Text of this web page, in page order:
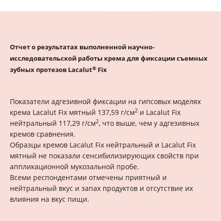
соответствовали начальной деминерализации эмали.
Среднее значение показателя лазерной флюоресценции
через 12 месяцев по сравнению с первоначальными
У детей в возрасте 8‑10 лет, применявших зубную пасту
Lacalut Junior, снижение значений показателей лазерной
флюоресценции отмечалось в течение 6 месяцев, а
через 12 месяцев отмечено небольшое, статистически и
клинически незначимое, повышение показателей.
Однако через 1, 6 и 12 месяцев наблюдения средние
значения показателей лазерной флюоресценции
соответствовали начальной деминерализации эмали.
Через 12 месяцев среднее значение показателя
лазерной флюоресценции по сравнению с
Отчет о результатах выполненной научно-
исследовательской работы крема для фиксации съемных
зубных протезов Lacalut® Fix
Показатели адгезивной фиксации на гипсовых моделях
крема Lacalut Fix мятный 137,59 г/см2 и Lacalut Fix
нейтральный 117,29 г/см2, что выше, чем у адгезивных
кремов сравнения.
Образцы кремов Lacalut Fix нейтральный и Lacalut Fix
мятный не показали сенсибилизирующих свойств при
аппликационной мукозальной пробе.
Всеми респондентами отмечены приятный и
нейтральный вкус и запах продуктов и отсутствие их
влияния на вкус пищи.